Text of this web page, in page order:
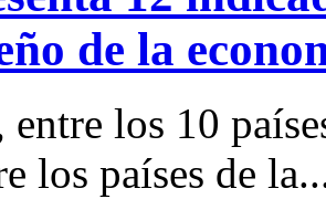
de la
los 10
los países de